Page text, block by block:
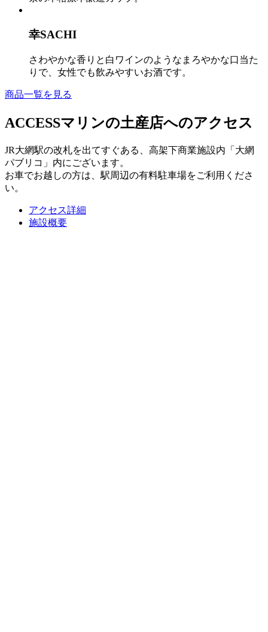
幸SACHI
さわやかな香りと白ワインのようなまろやかな口当た
りで、女性でも飲みやすいお酒です。
商品一覧を見る
ACCESSマリンの土産店へのアクセス
JR大網駅の改札を出てすぐある、高架下商業施設内「大網
パブリコ」内にございます。
お車でお越しの方は、駅周辺の有料駐車場をご利用くださ
い。
アクセス詳細
施設概要